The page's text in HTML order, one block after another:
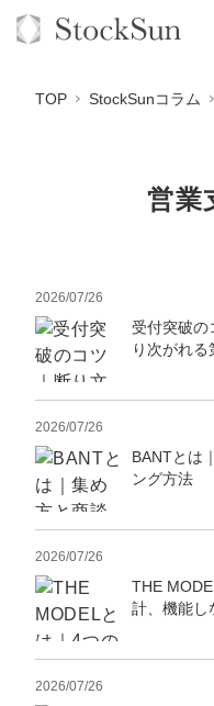
オーダーメイド支援
コンサルタント一覧
品質ガイドライン
社内コンペ
クレーム窓口
定額制Webマーケティ
ん』
定額制営業代行『カリ
定額制採用代行・RPO
営業改善特化の動画制
ん』
定額LINE運用代行『
オリジナルサービス
格安でAI導入支援『あ
拡散付1日密着動画制
1本無料で記事を制作
定額制LP制作・改善『
実績
お役立ち資料
料金表
オンラインサロン
StockSun道場
道場TOP
動画編集
エンジニア
YouTubeディレクター
年収エージェント
ミッション・ビジョン・
代表メッセージ（岩野圭佑
取締役メッセージ（株本祐
業務委託
TOP StockSunコラム
営業
2026/07/26
受付突破の
り次がれ
2026/07/26
BANTとは
ング方法
2026/07/26
THE
計、機能し
2026/07/26